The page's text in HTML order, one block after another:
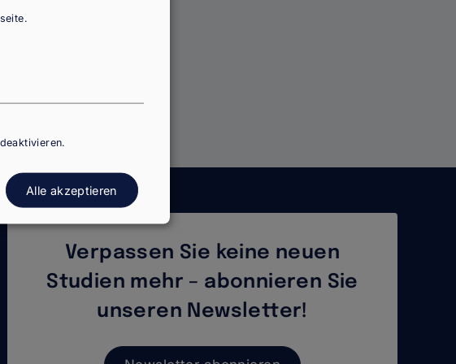
Verpassen Sie keine neuen
Studien mehr – abonnieren Sie
unseren Newsletter!
Alle akzeptieren